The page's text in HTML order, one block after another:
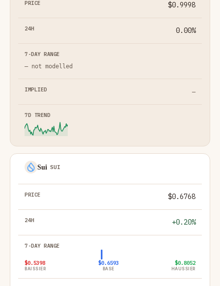
$0.9998
0.00%
— not modelled
—
Sui SUI
$0.6768
+0.20%
$0.5398
BAISSIER
$0.6593
BASE
$0.8052
HAUSSIER